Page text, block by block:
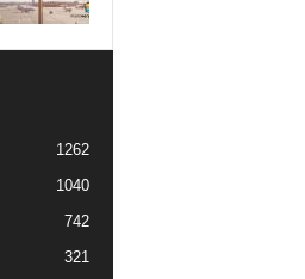
1262
1040
742
321